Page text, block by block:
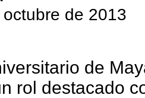
de 2013
de
rol destacado